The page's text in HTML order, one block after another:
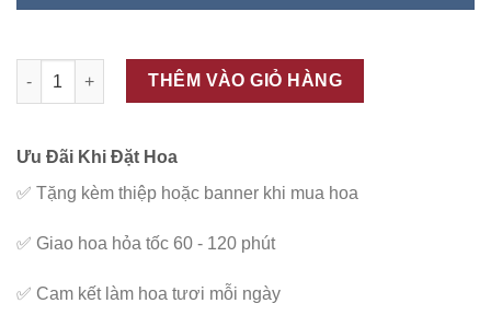
ĐC - V132 số lượng
THÊM VÀO GIỎ HÀNG
Ưu Đãi Khi Đặt Hoa
✅ Tặng kèm thiệp hoặc banner khi mua hoa
✅ Giao hoa hỏa tốc 60 - 120 phút
✅ Cam kết làm hoa tươi mỗi ngày